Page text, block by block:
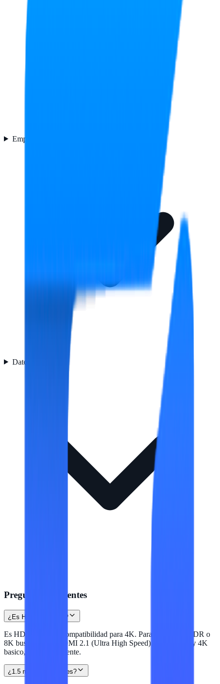
Empaquetado
Datos logísticos
Preguntas frecuentes
¿Es HDMI 2.0 o 2.1?
Es HDMI 1.3 con compatibilidad para 4K. Para 4K 60 Hz HDR o
8K busca cables HDMI 2.1 (Ultra High Speed). Para 1080p y 4K
basico, este es suficiente.
¿1.5 m son suficientes?